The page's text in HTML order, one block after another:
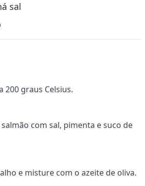
sal
200 graus Celsius.
com sal, pimenta e suco de
e misture com o azeite de oliva.